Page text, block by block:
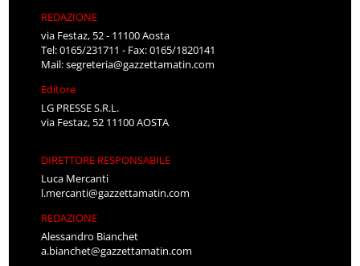
REDAZIONE
via Festaz, 52 - 11100 Aosta
Tel: 0165/231711 - Fax: 0165/1820141
Mail:segreteria@gazzettamatin.com
Editore
LG PRESSE S.R.L.
via Festaz, 52 11100 AOSTA
DIRETTORE RESPONSABILE
Luca Mercanti
l.mercanti@gazzettamatin.com
REDAZIONE
Alessandro Bianchet
a.bianchet@gazzettamatin.com